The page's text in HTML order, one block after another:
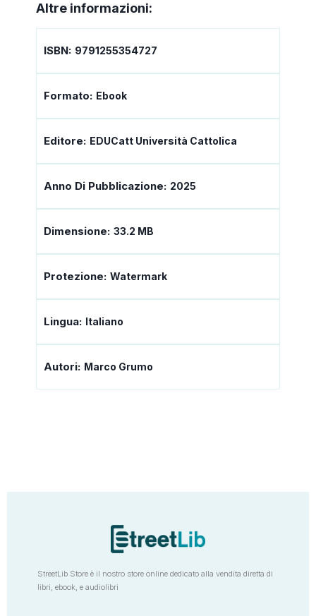
Altre informazioni:
ISBN: 9791255354727
Formato: Ebook
Editore: EDUCatt Università Cattolica
Anno Di Pubblicazione: 2025
Dimensione: 33.2 MB
Protezione: Watermark
Lingua: Italiano
Autori: Marco Grumo
StreetLib Store è il nostro store online dedicato alla vendita diretta di
libri, ebook, e audiolibri